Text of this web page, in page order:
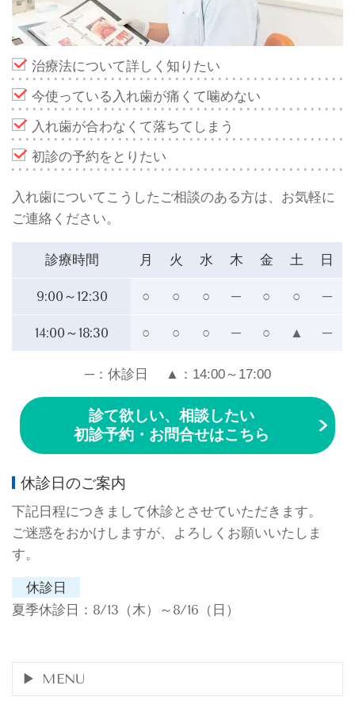
治療法について詳しく知りたい
今使っている入れ歯が痛くて噛めない
入れ歯が合わなくて落ちてしまう
初診の予約をとりたい
入れ歯についてこうしたご相談のある方は、お気軽に
ご連絡ください。
診療時間 月 火 水 木 金 土 日
9:00～12:30 ○ ○ ○ ─ ○ ○ ─
14:00～18:30 ○ ○ ○ ─ ○ ▲ ─
─：休診日 ▲：14:00～17:00
診て欲しい、相談したい
初診予約・お問合せはこちら
休診日のご案内
下記日程につきまして休診とさせていただきます。
ご迷惑をおかけしますが、よろしくお願いいたしま
す。
休診日
夏季休診日：8/13（木）～8/16（日）
MENU